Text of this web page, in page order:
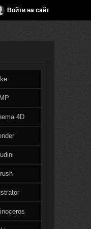
Войти на сайт
4D